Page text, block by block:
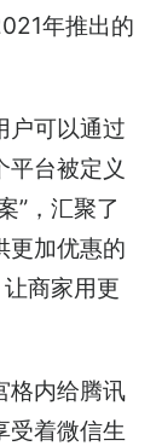
年推出的
户可以通过
平台被定义
”，汇聚了
更加优惠的
商家用更
格内给腾讯
受着微信生